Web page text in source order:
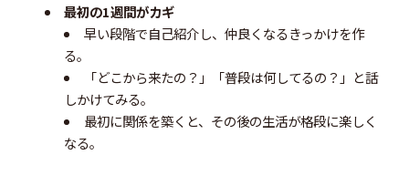
最初の1週間がカギ
早い段階で自己紹介し、仲良くなるきっかけを作
る。
「どこから来たの？」「普段は何してるの？」と話
しかけてみる。
最初に関係を築くと、その後の生活が格段に楽しく
なる。